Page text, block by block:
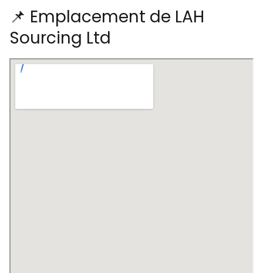
📌 Emplacement de LAH
Sourcing Ltd